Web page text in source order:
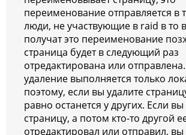
переименование отправляется в
люди, не участвующие в raid в то
получат это переименование
страница будет в следующий раз
отредактирована или
удаление выполняется только
поэтому, если вы удалите
равно останется у других. Если
страницу, а потом кто-то другой
отредактировал или отправил,